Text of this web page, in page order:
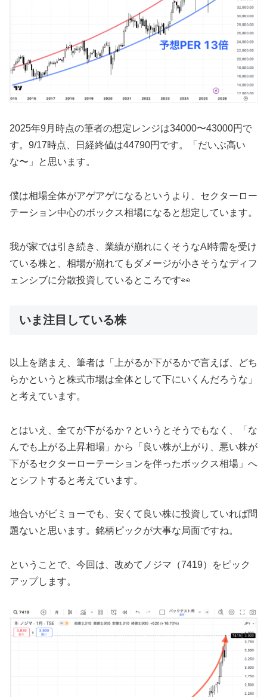
2025年9月時点の筆者の想定レンジは34000〜43000円で
す。9/17時点、日経終値は44790円です。「だいぶ高い
な〜」と思います。
僕は相場全体がアゲアゲになるというより、セクターロー
テーション中心のボックス相場になると想定しています。
我が家では引き続き、業績が崩れにくそうなAI特需を受け
ている株と、相場が崩れてもダメージが小さそうなディフ
ェンシブに分散投資しているところです👀
いま注目している株
以上を踏まえ、筆者は「上がるか下がるかで言えば、どち
らかというと株式市場は全体として下にいくんだろうな」
と考えています。
とはいえ、全てが下がるか？というとそうでもなく、「な
んでも上がる上昇相場」から「良い株が上がり、悪い株が
下がるセクターローテーションを伴ったボックス相場」へ
とシフトすると考えています。
地合いがビミョーでも、安くて良い株に投資していれば問
題ないと思います。銘柄ピックが大事な局面ですね。
ということで、今回は、改めてノジマ（7419）をピック
アップします。